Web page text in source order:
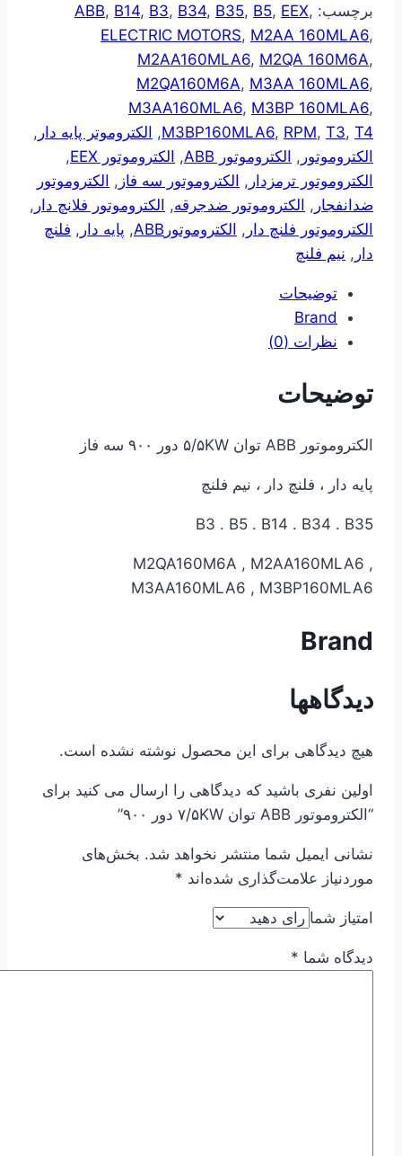
برچسب:
ABB, B14, B3, B34, B35, B5, EEX,
ELECTRIC MOTORS, M2AA 160MLA6,
M2AA160MLA6, M2QA 160M6A,
M2QA160M6A, M3AA 160MLA6,
M3AA160MLA6, M3BP 160MLA6,
M3BP160MLA6, RPM, T3, T4
, الکتروموتر پایه دار ,
الکتروموتور , الکتروموتور ABB , الکتروموتور EEX
,
الکتروموتور ترمزدار , الکتروموتور سه فاز , الکتروموتور
ضدانفجار , الکتروموتور ضدجرقه, الکتروموتور فلانچ دار ,
الکتروموتور فلنچ دار , الکتروموتورABB , پایه دار , فلنچ
دار , نیم فلنچ
توضیحات
Brand
نظرات (0)
توضیحات
الکتروموتور ABB توان ۵/۵KW دور ۹۰۰ سه فاز
پایه دار ، فلنچ دار ، نیم فلنچ
B3 . B5 . B14 . B34 . B35
M2QA160M6A , M2AA160MLA6 ,
M3AA160MLA6 , M3BP160MLA6
Brand
دیدگاهها
هیچ دیدگاهی برای این محصول نوشته نشده است.
اولین نفری باشید که دیدگاهی را ارسال می کنید برای
“الکتروموتور ABB توان ۷/۵KW دور ۹۰۰”
نشانی ایمیل شما منتشر نخواهد شد. بخش‌های
موردنیاز علامت‌گذاری شده‌اند *
امتیاز شما
دیدگاه شما *